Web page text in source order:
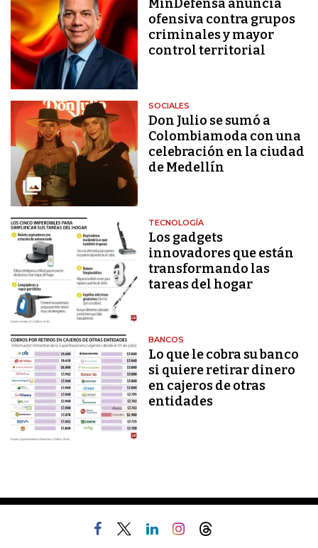
MinDefensa anuncia
ofensiva contra grupos
criminales y mayor
control territorial
SOCIALES
Don Julio se sumó a
Colombiamoda con una
celebración en la ciudad
de Medellín
TECNOLOGÍA
Los gadgets
innovadores que están
transformando las
tareas del hogar
BANCOS
Lo que le cobra su banco
si quiere retirar dinero
en cajeros de otras
entidades